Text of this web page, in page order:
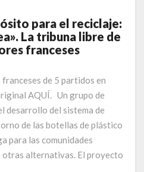
depósito
para el reciclaje:
La tribuna libre de
franceses
de 5 partidos en
AQUÍ. Un grupo de
desarrollo del sistema de
de las botellas de plástico
para las comunidades
otras alternativas. El proyecto